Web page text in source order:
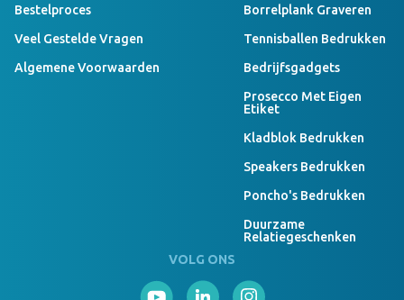
Bestelproces
Veel Gestelde Vragen
Algemene Voorwaarden
Borrelplank Graveren
Tennisballen Bedrukken
Bedrijfsgadgets
Prosecco Met Eigen
Etiket
Kladblok Bedrukken
Speakers Bedrukken
Poncho's Bedrukken
Duurzame
Relatiegeschenken
VOLG ONS